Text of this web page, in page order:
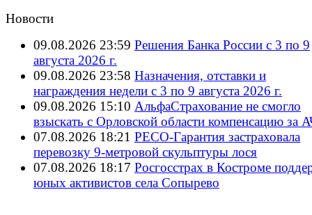
Новости
09.08.2026 23:59 Решения Банка России с 3 по 9
августа 2026 г.
09.08.2026 23:58 Назначения, отставки и
награждения недели с 3 по 9 августа 2026 г.
09.08.2026 15:10 АльфаСтрахование не смогло
взыскать с Орловской области компенсацию за
07.08.2026 18:21 РЕСО-Гарантия застраховала
перевозку 9-метровой скульптуры лося
07.08.2026 18:17 Росгосстрах в Костроме
юных активистов села Сопырево